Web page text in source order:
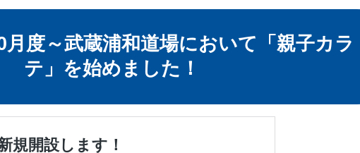
度～武蔵浦和道場において
「親子カラ
テ」 を始めました！